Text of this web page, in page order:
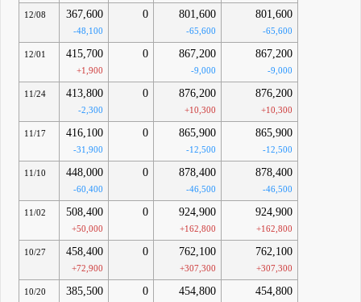
12/08 367,600
-48,100
0 801,600
-65,600
801,600
-65,600
12/01 415,700
+1,900
0 867,200
-9,000
867,200
-9,000
11/24 413,800
-2,300
0 876,200
+10,300
876,200
+10,300
11/17 416,100
-31,900
0 865,900
-12,500
865,900
-12,500
11/10 448,000
-60,400
0 878,400
-46,500
878,400
-46,500
11/02 508,400
+50,000
0 924,900
+162,800
924,900
+162,800
10/27 458,400
+72,900
0 762,100
+307,300
762,100
+307,300
10/20 385,500 0 454,800 454,800